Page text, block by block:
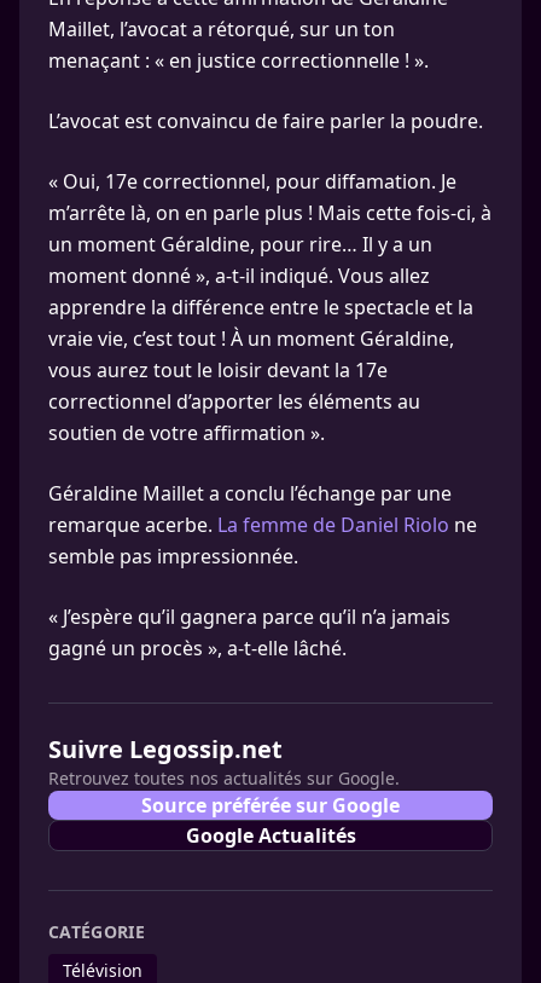
Maillet, l’avocat a rétorqué, sur un ton
menaçant : « en justice correctionnelle ! ».
L’avocat est convaincu de faire parler la poudre.
« Oui, 17e correctionnel, pour diffamation. Je
m’arrête là, on en parle plus ! Mais cette fois-ci, à
un moment Géraldine, pour rire… Il y a un
moment donné », a-t-il indiqué. Vous allez
apprendre la différence entre le spectacle et la
vraie vie, c’est tout ! À un moment Géraldine,
vous aurez tout le loisir devant la 17e
correctionnel d’apporter les éléments au
soutien de votre affirmation ».
Géraldine Maillet a conclu l’échange par une
remarque acerbe. La femme de Daniel Riolo ne
semble pas impressionnée.
« J’espère qu’il gagnera parce qu’il n’a jamais
gagné un procès », a-t-elle lâché.
Suivre Legossip.net
Retrouvez toutes nos actualités sur Google.
Source préférée sur Google
Google Actualités
CATÉGORIE
Télévision